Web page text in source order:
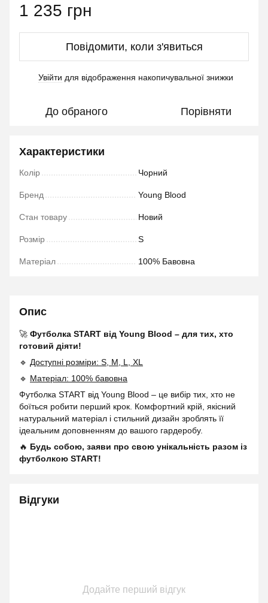
1 235 грн
Повідомити, коли з'явиться
Увійти для відображення накопичувальної знижки
До обраного Порівняти
Характеристики
Колір Чорний
Бренд Young Blood
Стан товару Новий
Розмір S
Матеріал 100% Бавовна
Опис
🚀 Футболка START від Young Blood – для тих, хто
готовий діяти!
🔹 Доступні розміри: S, M, L, XL
🔹 Матеріал: 100% бавовна
Футболка START від Young Blood – це вибір тих, хто не
боїться робити перший крок. Комфортний крій, якісний
натуральний матеріал і стильний дизайн зроблять її
ідеальним доповненням до вашого гардеробу.
🔥 Будь собою, заяви про свою унікальність разом із
футболкою START!
Відгуки
Додайте перший відгук